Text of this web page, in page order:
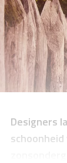
Designers